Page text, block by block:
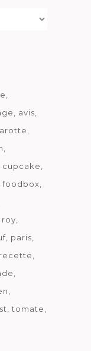
avis
cupcake
foodbox
paris
recette
tomate